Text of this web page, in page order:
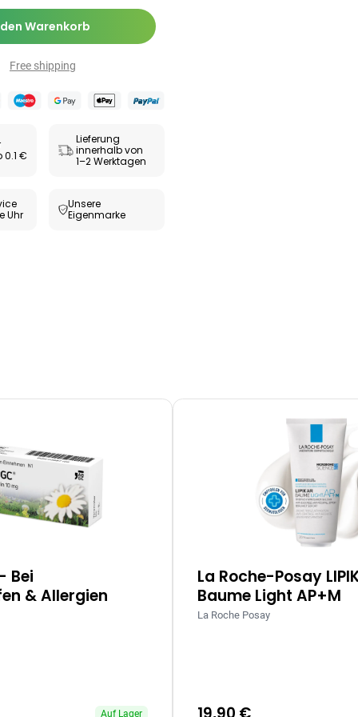
Warenkorb
Free shipping
€
Lieferung
innerhalb von
1–2 Werktagen
Uhr
Unsere
Eigenmarke
Bei
& Allergien
Auf Lager
La Roche-Posay
Baume Light AP+M
La Roche Posay